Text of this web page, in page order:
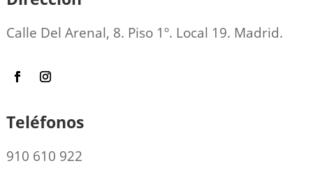
Calle Del Arenal, 8. Piso 1º. Local 19. Madrid.
Teléfonos
910 610 922